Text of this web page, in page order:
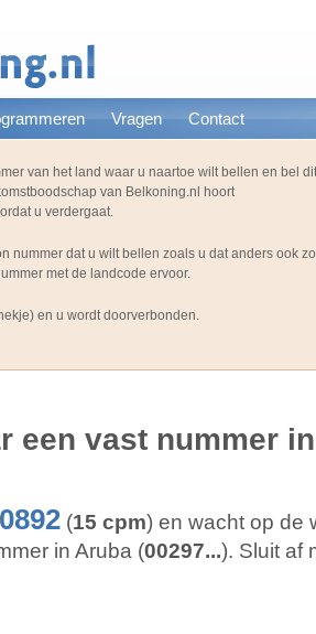
Vragen Contact
van het land waar u naartoe wilt bellen en bel
van Belkoning.nl hoort
u verdergaat.
nummer dat u wilt bellen zoals u dat anders ook
met de landcode ervoor.
en u wordt doorverbonden.
een vast nummer
(15 cpm) en wacht op de
in Aruba (00297...). Sluit af